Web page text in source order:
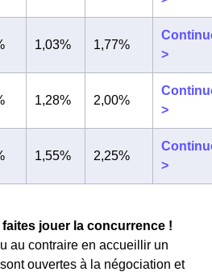
1,03% 1,77%
>
1,28% 2,00%
>
1,55% 2,25%
>
faites jouer la concurrence !
au contraire en accueillir un
ouvertes à la négociation et